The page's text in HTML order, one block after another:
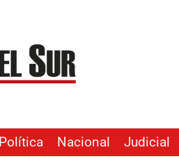
Política Nacional Judicial